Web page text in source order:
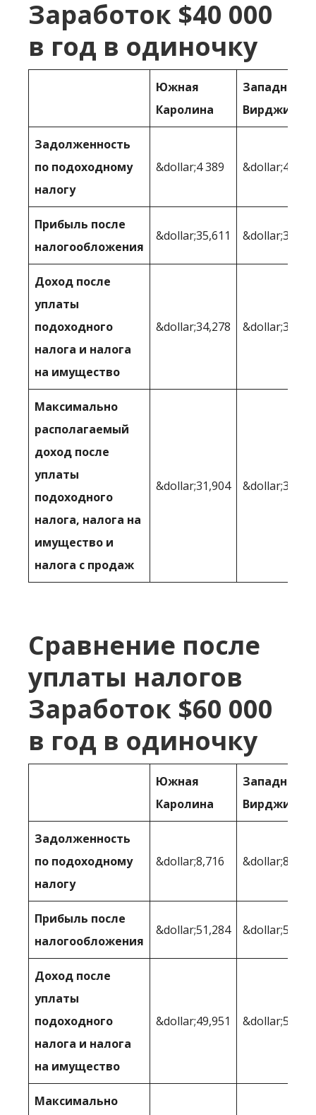
Заработок $40 000
в год в одиночку
Южная
Каролина
Западная
Вирджиния
Задолженность
по подоходному
налогу
&dollar;4 389 &dollar;4 525
Прибыль после
налогообложения
&dollar;35,611
Доход после
уплаты
подоходного
налога и налога
на имущество
&dollar;34,278
Максимально
располагаемый
доход после
уплаты
подоходного
налога, налога на
имущество и
налога с продаж
&dollar;31,904
Сравнение после
уплаты налогов
Заработок $60 000
в год в одиночку
Южная
Каролина
Западная
Вирджиния
Задолженность
по подоходному
налогу
&dollar;8,716 &dollar;8,623
Прибыль после
налогообложения
&dollar;51,284 &dollar;51
Доход после
уплаты
подоходного
налога и налога
на имущество
&dollar;49,951
Максимально